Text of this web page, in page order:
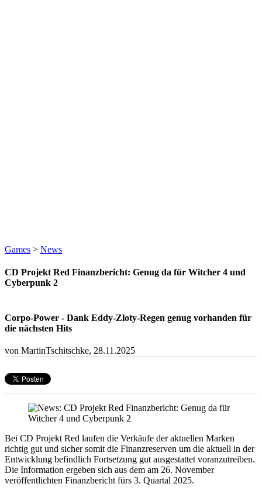
Games > News
CD Projekt Red Finanzbericht: Genug da für Witcher 4 und
Cyberpunk 2
Corpo-Power - Dank Eddy-Zloty-Regen genug vorhanden für
die nächsten Hits
von MartinTschitschke, 28.11.2025
Bei CD Projekt Red laufen die Verkäufe der aktuellen Marken
richtig gut und sicher somit die Finanzreserven um die aktuell in der
Entwicklung befindlich Fortsetzung gut ausgestattet voranzutreiben.
Die Information ergeben sich aus dem am 26. November
veröffentlichten Finanzbericht fürs 3. Quartal 2025.